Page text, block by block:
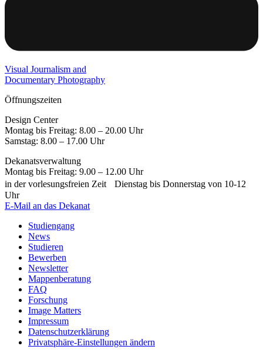
Visual Journalism and
Documentary Photography
Öffnungszeiten
Design Center
Montag bis Freitag: 8.00 – 20.00 Uhr
Samstag: 8.00 – 17.00 Uhr
Dekanatsverwaltung
Montag bis Freitag: 9.00 – 12.00 Uhr
in der vorlesungsfreien Zeit Dienstag bis Donnerstag von 10-12
Uhr
E-Mail an das Dekanat
Studiengang
News
Studieren
Bewerben
Newsletter
Mappenberatung
FAQ
Forschung
Image Matters
Impressum
Datenschutzerklärung
Privatsphäre-Einstellungen ändern